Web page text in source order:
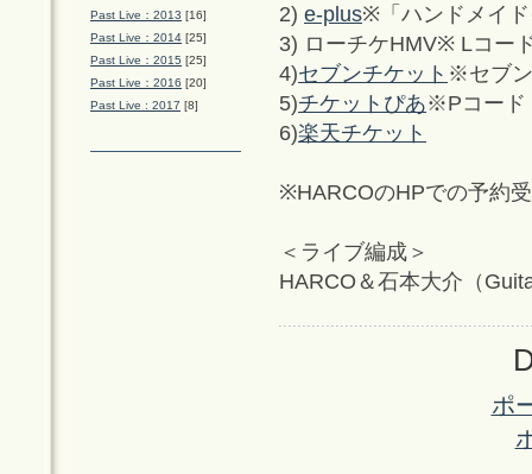
Past Live：2013 [16]
Past Live：2014 [25]
Past Live：2015 [25]
Past Live：2016 [20]
Past Live : 2017 [8]
2) e-plus※「ハンドメイ
3) ローチケHMV※ Lコー
4)セブンチケット ※セブ
5)チケットぴあ※Pコード
6)楽天チケット
※HARCOのHPでの予約
＜ライブ編成＞
HARCO＆石本大介（
ポ